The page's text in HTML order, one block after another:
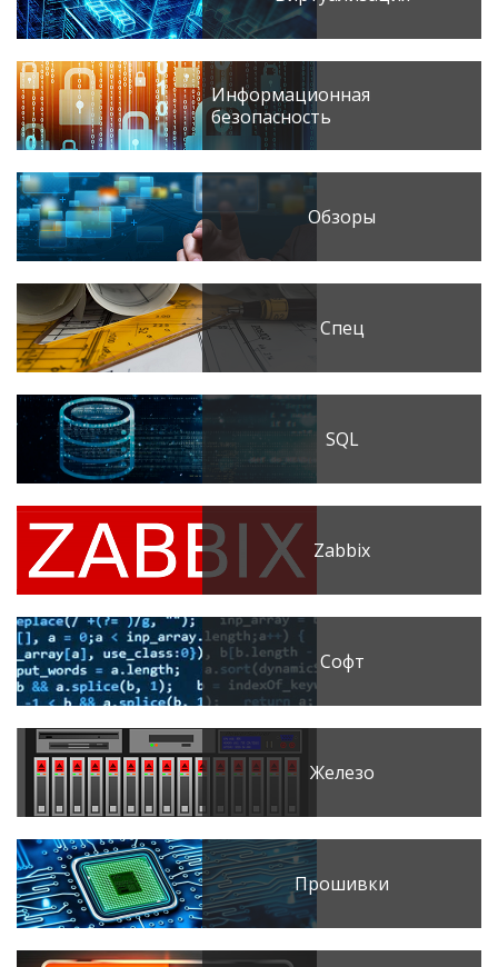
Информационная
безопасность
Обзоры
Спец
SQL
Zabbix
Софт
Железо
Прошивки